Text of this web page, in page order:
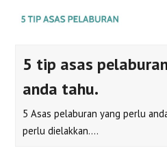
5 tip asas
anda tahu.
5 Asas pelaburan yang perlu
perlu dielakkan.…